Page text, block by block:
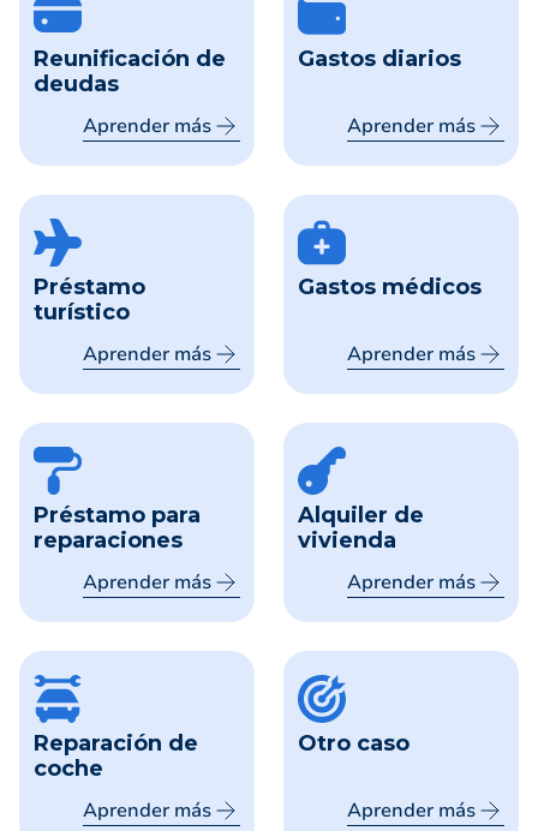
Reunificación de
deudas
Aprender más
Gastos diarios
Aprender más
Préstamo
turístico
Aprender más
Gastos médicos
Aprender más
Préstamo para
reparaciones
Aprender más
Alquiler de
vivienda
Aprender más
Reparación de
coche
Aprender más
Otro caso
Aprender más